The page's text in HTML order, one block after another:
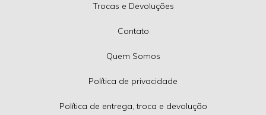
Trocas e Devoluções
Contato
Quem Somos
Política de privacidade
Política de entrega, troca e devolução